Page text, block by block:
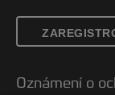
Oznámení o